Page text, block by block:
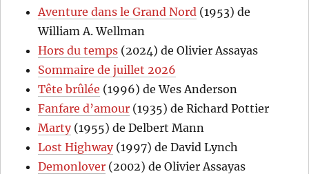
Aventure dans le Grand Nord (1953) de
William A. Wellman
Hors du temps (2024) de Olivier Assayas
Sommaire de juillet 2026
Tête brûlée (1996) de Wes Anderson
Fanfare d’amour (1935) de Richard Pottier
Marty(1955) de Delbert Mann
Lost Highway(1997) de David Lynch
Demonlover (2002) de Olivier Assayas